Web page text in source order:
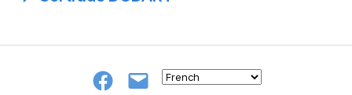
GroupeE-